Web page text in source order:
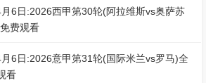
6日:2026西甲第30轮(阿拉维斯vs奥萨苏
费观看
6日:2026意甲第31轮(国际米兰vs罗马)全
看